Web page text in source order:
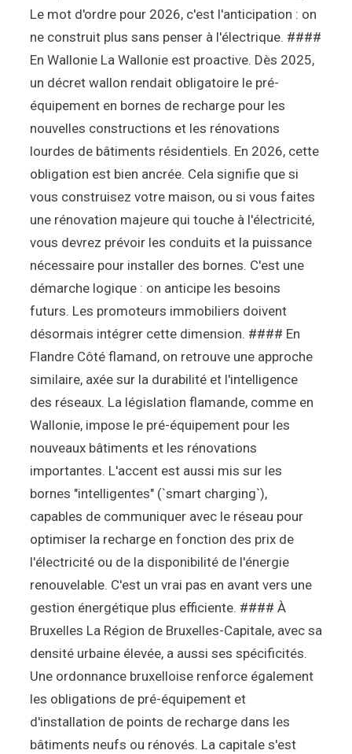
Le mot d'ordre pour 2026, c'est l'anticipation : on
ne construit plus sans penser à l'électrique. ####
En Wallonie La Wallonie est proactive. Dès 2025,
un décret wallon rendait obligatoire le pré-
équipement en bornes de recharge pour les
nouvelles constructions et les rénovations
lourdes de bâtiments résidentiels. En 2026, cette
obligation est bien ancrée. Cela signifie que si
vous construisez votre maison, ou si vous faites
une rénovation majeure qui touche à l'électricité,
vous devrez prévoir les conduits et la puissance
nécessaire pour installer des bornes. C'est une
démarche logique : on anticipe les besoins
futurs. Les promoteurs immobiliers doivent
désormais intégrer cette dimension. #### En
Flandre Côté flamand, on retrouve une approche
similaire, axée sur la durabilité et l'intelligence
des réseaux. La législation flamande, comme en
Wallonie, impose le pré-équipement pour les
nouveaux bâtiments et les rénovations
importantes. L'accent est aussi mis sur les
bornes "intelligentes" (`smart charging`),
capables de communiquer avec le réseau pour
optimiser la recharge en fonction des prix de
l'électricité ou de la disponibilité de l'énergie
renouvelable. C'est un vrai pas en avant vers une
gestion énergétique plus efficiente. #### À
Bruxelles La Région de Bruxelles-Capitale, avec sa
densité urbaine élevée, a aussi ses spécificités.
Une ordonnance bruxelloise renforce également
les obligations de pré-équipement et
d'installation de points de recharge dans les
bâtiments neufs ou rénovés. La capitale s'est